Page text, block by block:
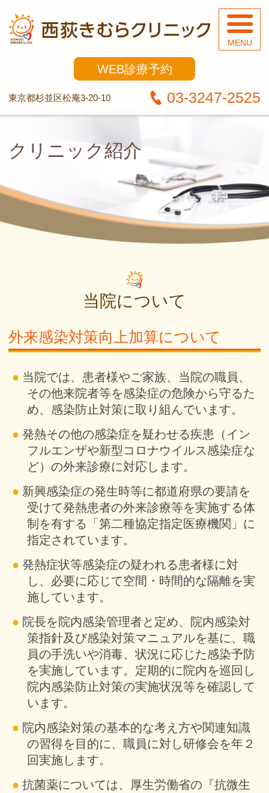
WEB診療予約
東京都杉並区松庵3-20-10 03-3247-2525
クリニック紹介
当院について
外来感染対策向上加算について
当院では、患者様やご家族、当院の職員、
その他来院者等を感染症の危険から守るた
め、感染防止対策に取り組んでいます。
発熱その他の感染症を疑わせる疾患（イン
フルエンザや新型コロナウイルス感染症な
ど）の外来診療に対応します。
新興感染症の発生時等に都道府県の要請を
受けて発熱患者の外来診療等を実施する体
制を有する「第二種協定指定医療機関」に
指定されています。
発熱症状等感染症の疑われる患者様に対
し、必要に応じて空間・時間的な隔離を実
施しています。
院長を院内感染管理者と定め、院内感染対
策指針及び感染対策マニュアルを基に、職
員の手洗いや消毒、状況に応じた感染予防
を実施しています。定期的に院内を巡回し
院内感染防止対策の実施状況等を確認して
います。
院内感染対策の基本的な考え方や関連知識
の習得を目的に、職員に対し研修会を年２
回実施します。
抗菌薬については、厚生労働省の『抗微生